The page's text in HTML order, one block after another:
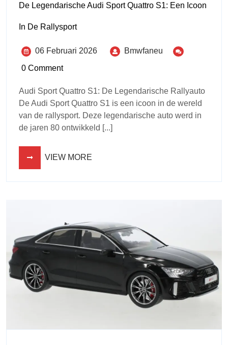
De Legendarische Audi Sport Quattro S1: Een Icoon
In De Rallysport
06 Februari 2026
Bmwfaneu
0 Comment
Audi Sport Quattro S1: De Legendarische Rallyauto
De Audi Sport Quattro S1 is een icoon in de wereld
van de rallysport. Deze legendarische auto werd in
de jaren 80 ontwikkeld [...]
VIEW MORE